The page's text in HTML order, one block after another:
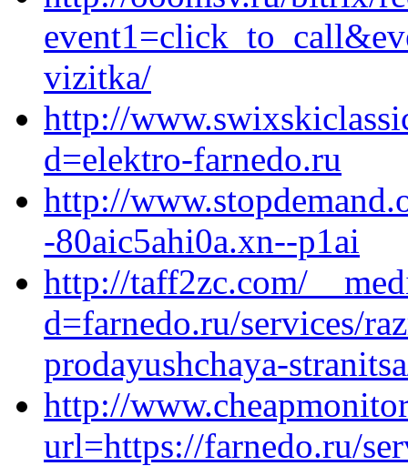
vizitka/
http://
d=elektro-farnedo.ru
http://
-80aic5ahi0a.xn--p1ai
http://taff2zc.com/
d=farnedo.ru/services/
prodayushchaya-
http://
url=https://farnedo.ru/